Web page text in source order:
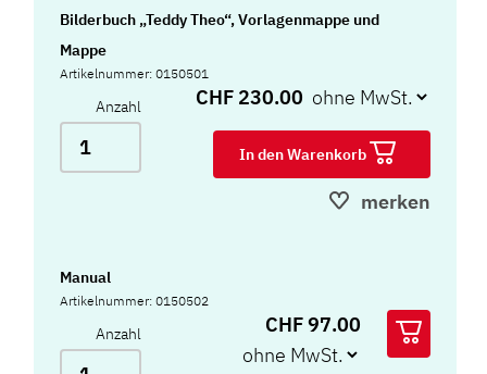
Bilderbuch „Teddy Theo“, Vorlagenmappe und
Mappe
Artikelnummer: 0150501
Anzahl CHF 230.00
In den Warenkorb
merken
Manual
Artikelnummer: 0150502
Anzahl CHF 97.00